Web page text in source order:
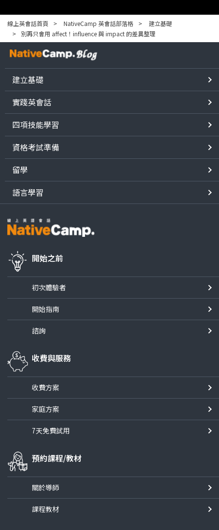
線上英會話首頁 NativeCamp 英會話部落格
建立基礎
別再只會用 affect！influence 與 impact 的差異整理
建立基礎
實踐英會話
四項技能學習
資格考試準備
留學
語言學習
開始之前
初次體驗者
開始指南
諮詢
收費與服務
收費方案
家庭方案
7天免費試用
預約課程/教材
關於導師
課程教材